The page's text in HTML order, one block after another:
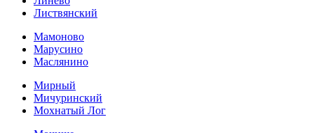
Листвянский
Мамоново
Марусино
Маслянино
Мирный
Мичуринский
Мохнатый Лог